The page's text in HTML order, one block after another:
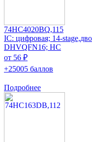
74HC4020BQ,115
IC: цифровая; 14-
DHVQFN16; HC
от 56 ₽
+25005 баллов
Подробнее